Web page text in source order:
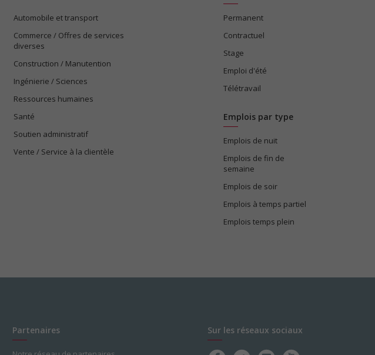
Automobile et transport
Commerce / Offres de services
diverses
Construction / Manutention
Ingénierie / Sciences
Ressources humaines
Santé
Soutien administratif
Vente / Service à la clientèle
Permanent
Contractuel
Stage
Emploi d'été
Télétravail
Emplois par type
Emplois de nuit
Emplois de fin de
semaine
Emplois de soir
Emplois à temps partiel
Emplois temps plein
Partenaires Sur les réseaux sociaux